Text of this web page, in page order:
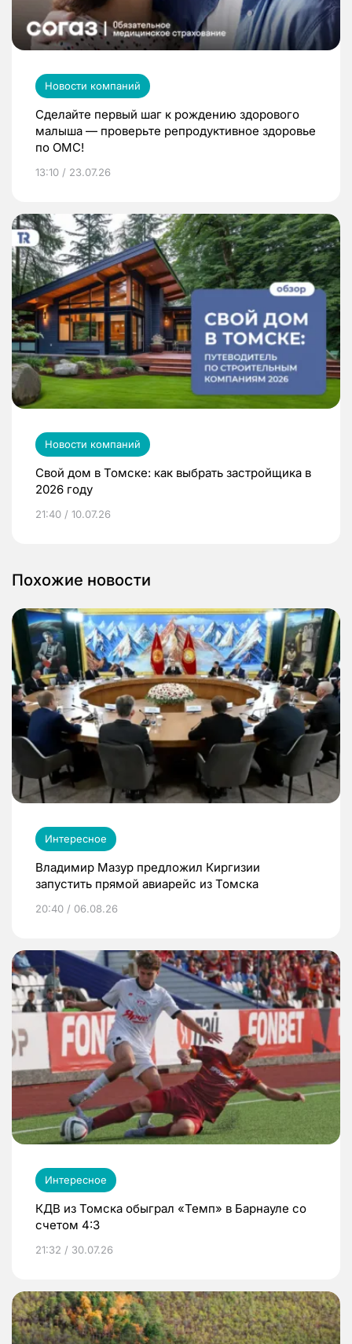
Новости компаний
Сделайте первый шаг к рождению здорового
малыша — проверьте репродуктивное здоровье
по ОМС!
13:10 / 23.07.26
Новости компаний
Свой дом в Томске: как выбрать застройщика в
2026 году
21:40 / 10.07.26
Похожие новости
Интересное
Владимир Мазур предложил Киргизии
запустить прямой авиарейс из Томска
20:40 / 06.08.26
Интересное
КДВ из Томска обыграл «Темп» в Барнауле со
счетом 4:3
21:32 / 30.07.26